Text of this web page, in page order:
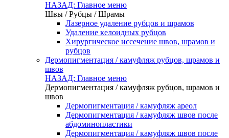
НАЗАД: Главное меню
Швы / Рубцы / Шрамы
Лазерное удаление рубцов и шрамов
Удаление келоидных рубцов
Хирургическое иссечение швов, шрамов и
рубцов
Дермопигментация / камуфляж рубцов, шрамов и
швов
НАЗАД: Главное меню
Дермопигментация / камуфляж рубцов, шрамов и
швов
Дермопигментация / камуфляж ареол
Дермопигментация / камуфляж швов после
абдоминопластики
Дермопигментация / камуфляж швов после